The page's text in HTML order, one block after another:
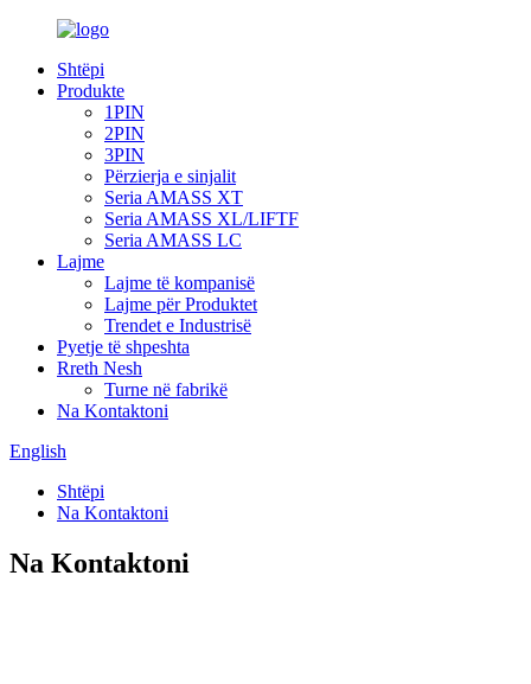
Shtëpi
Produkte
1PIN
2PIN
3PIN
Përzierja e sinjalit
Seria AMASS XT
Seria AMASS XL/LIFTF
Seria AMASS LC
Lajme
Lajme të kompanisë
Lajme për Produktet
Trendet e Industrisë
Pyetje të shpeshta
Rreth Nesh
Turne në fabrikë
Na Kontaktoni
English
Shtëpi
Na Kontaktoni
Na Kontaktoni